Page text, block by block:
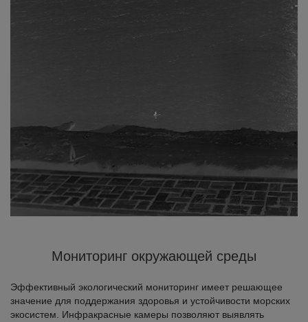
Мониторинг окружающей среды
Эффективный экологический мониторинг имеет решающее
значение для поддержания здоровья и устойчивости морских
экосистем. Инфракрасные камеры позволяют выявлять